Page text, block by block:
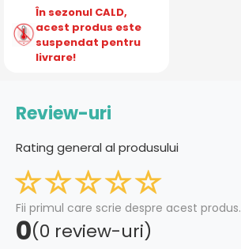
În sezonul CALD,
acest produs este
suspendat pentru
livrare!
Review-uri
Rating general al produsului
Fii primul care scrie despre acest produs.
0(0 review-uri)